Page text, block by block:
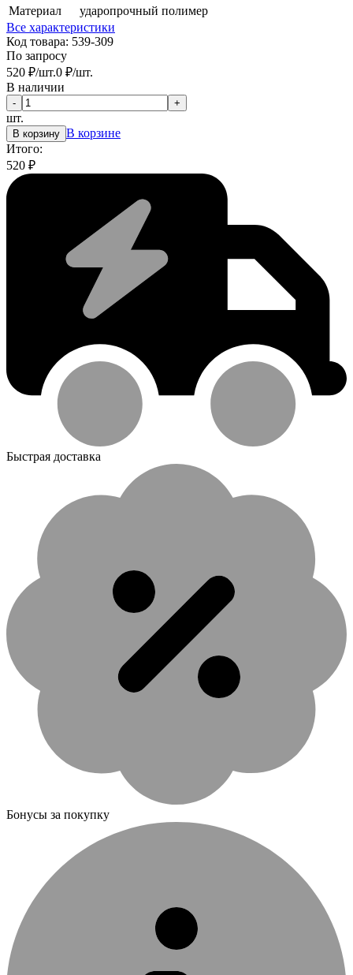
Материал
ударопрочный полимер
Все характеристики
Код товара: 539-309
По запросу
520 ₽/шт.0 ₽/шт.
В наличии
- +
шт.
В корзину В корзине
Итого:
520 ₽
Быстрая доставка
Бонусы за покупку